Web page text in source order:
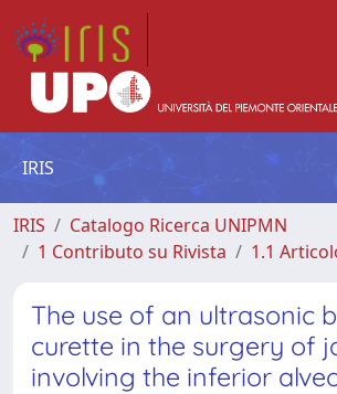
IRIS
IRIS
Catalogo Ricerca UNIPMN
1 Contributo su Rivista
1.1
The use of an ultrasonic
curette in the surgery of
involving the inferior